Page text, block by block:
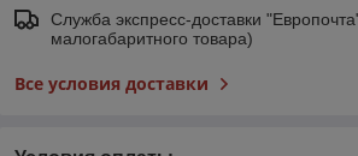
Служба экспресс-доставки
малогабаритного товара)
Все условия доставки